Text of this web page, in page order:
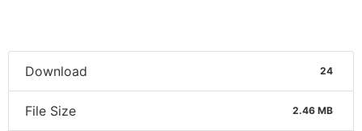
Download 24
File Size 2.46 MB